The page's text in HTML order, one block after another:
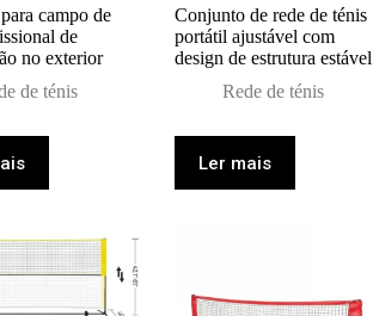
campo de
de
no exterior
de ténis
Conjunto de rede de ténis
portátil ajustável com
design de estrutura estável
Rede de ténis
Ler mais